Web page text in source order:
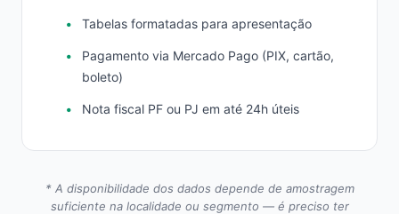
Tabelas formatadas para apresentação
Pagamento via Mercado Pago (PIX, cartão,
boleto)
Nota fiscal PF ou PJ em até 24h úteis
* A disponibilidade dos dados depende de amostragem
suficiente na localidade ou segmento — é preciso ter